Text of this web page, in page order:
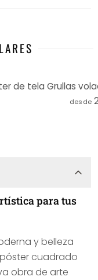
de tela Grullas
desde
para tus
y belleza
cuadrado
obra de arte